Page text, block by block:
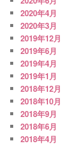
2020年4月
2020年3月
2019年12月
2019年6月
2019年4月
2019年1月
2018年12月
2018年10月
2018年9月
2018年6月
2018年4月